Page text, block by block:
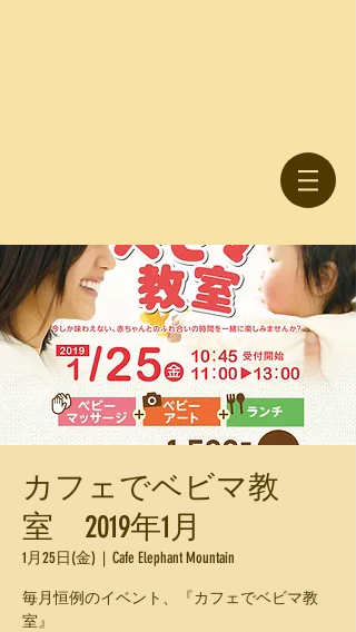
カフェでベビマ教
室 2019年1月
1月25日(金)
  |
Cafe Elephant Mountain
毎月恒例のイベント、『カフェでベビマ教
室』